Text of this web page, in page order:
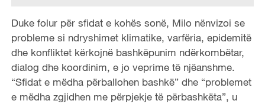
Duke folur për sfidat e kohës sonë, Milo nënvizoi se
probleme si ndryshimet klimatike, varfëria, epidemitë
dhe konfliktet kërkojnë bashkëpunim ndërkombëtar,
dialog dhe koordinim, e jo veprime të njëanshme.
“Sfidat e mëdha përballohen bashkë” dhe “problemet
e mëdha zgjidhen me përpjekje të përbashkëta”, u